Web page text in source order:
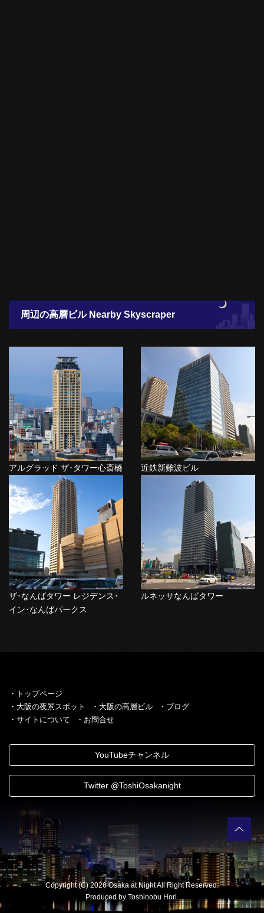
周辺の高層ビル Nearby Skyscraper
アルグラッド ザ･タワー心斎橋 近鉄新難波ビル
ザ･なんばタワー レジデンス･
イン･なんばパークス
ルネッサなんばタワー
・トップページ
・大阪の夜景スポット
・大阪の高層ビル
・ブログ
・サイトについて
・お問合せ
YouTubeチャンネル
Twitter @ToshiOsakanight
Copyright (C) 2026 Osaka at Night All Right Reserved.
Produced by Toshinobu Hori.